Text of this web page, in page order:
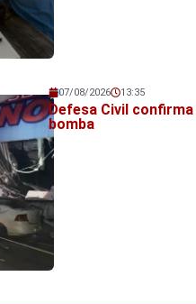
Veja também!
07/08/2026 13:35
Defesa Civil
bomba